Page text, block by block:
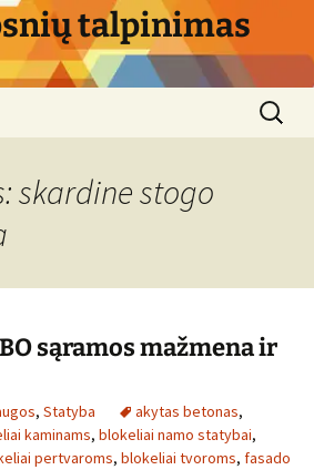
talpinimas
Search
for:
skardine stogo
sąramos mažmena ir
, Statyba akytas betonas,
kaminams, blokeliai namo statybai,
pertvaroms, blokeliai tvoroms, fasado